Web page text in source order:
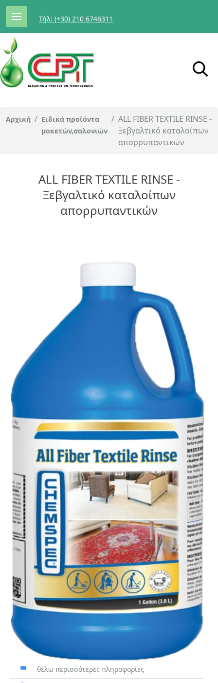
Τήλ: (+30) 210 6746311
Αρχική / Ειδικά προϊόντα
μοκετών,σαλονιών
/ ALL FIBER TEXTILE RINSE -
Ξεβγαλτικό καταλοίπων
απορρυπαντικών
ALL FIBER TEXTILE RINSE -
Ξεβγαλτικό καταλοίπων
απορρυπαντικών
θέλω περισσότερες πληροφορίες